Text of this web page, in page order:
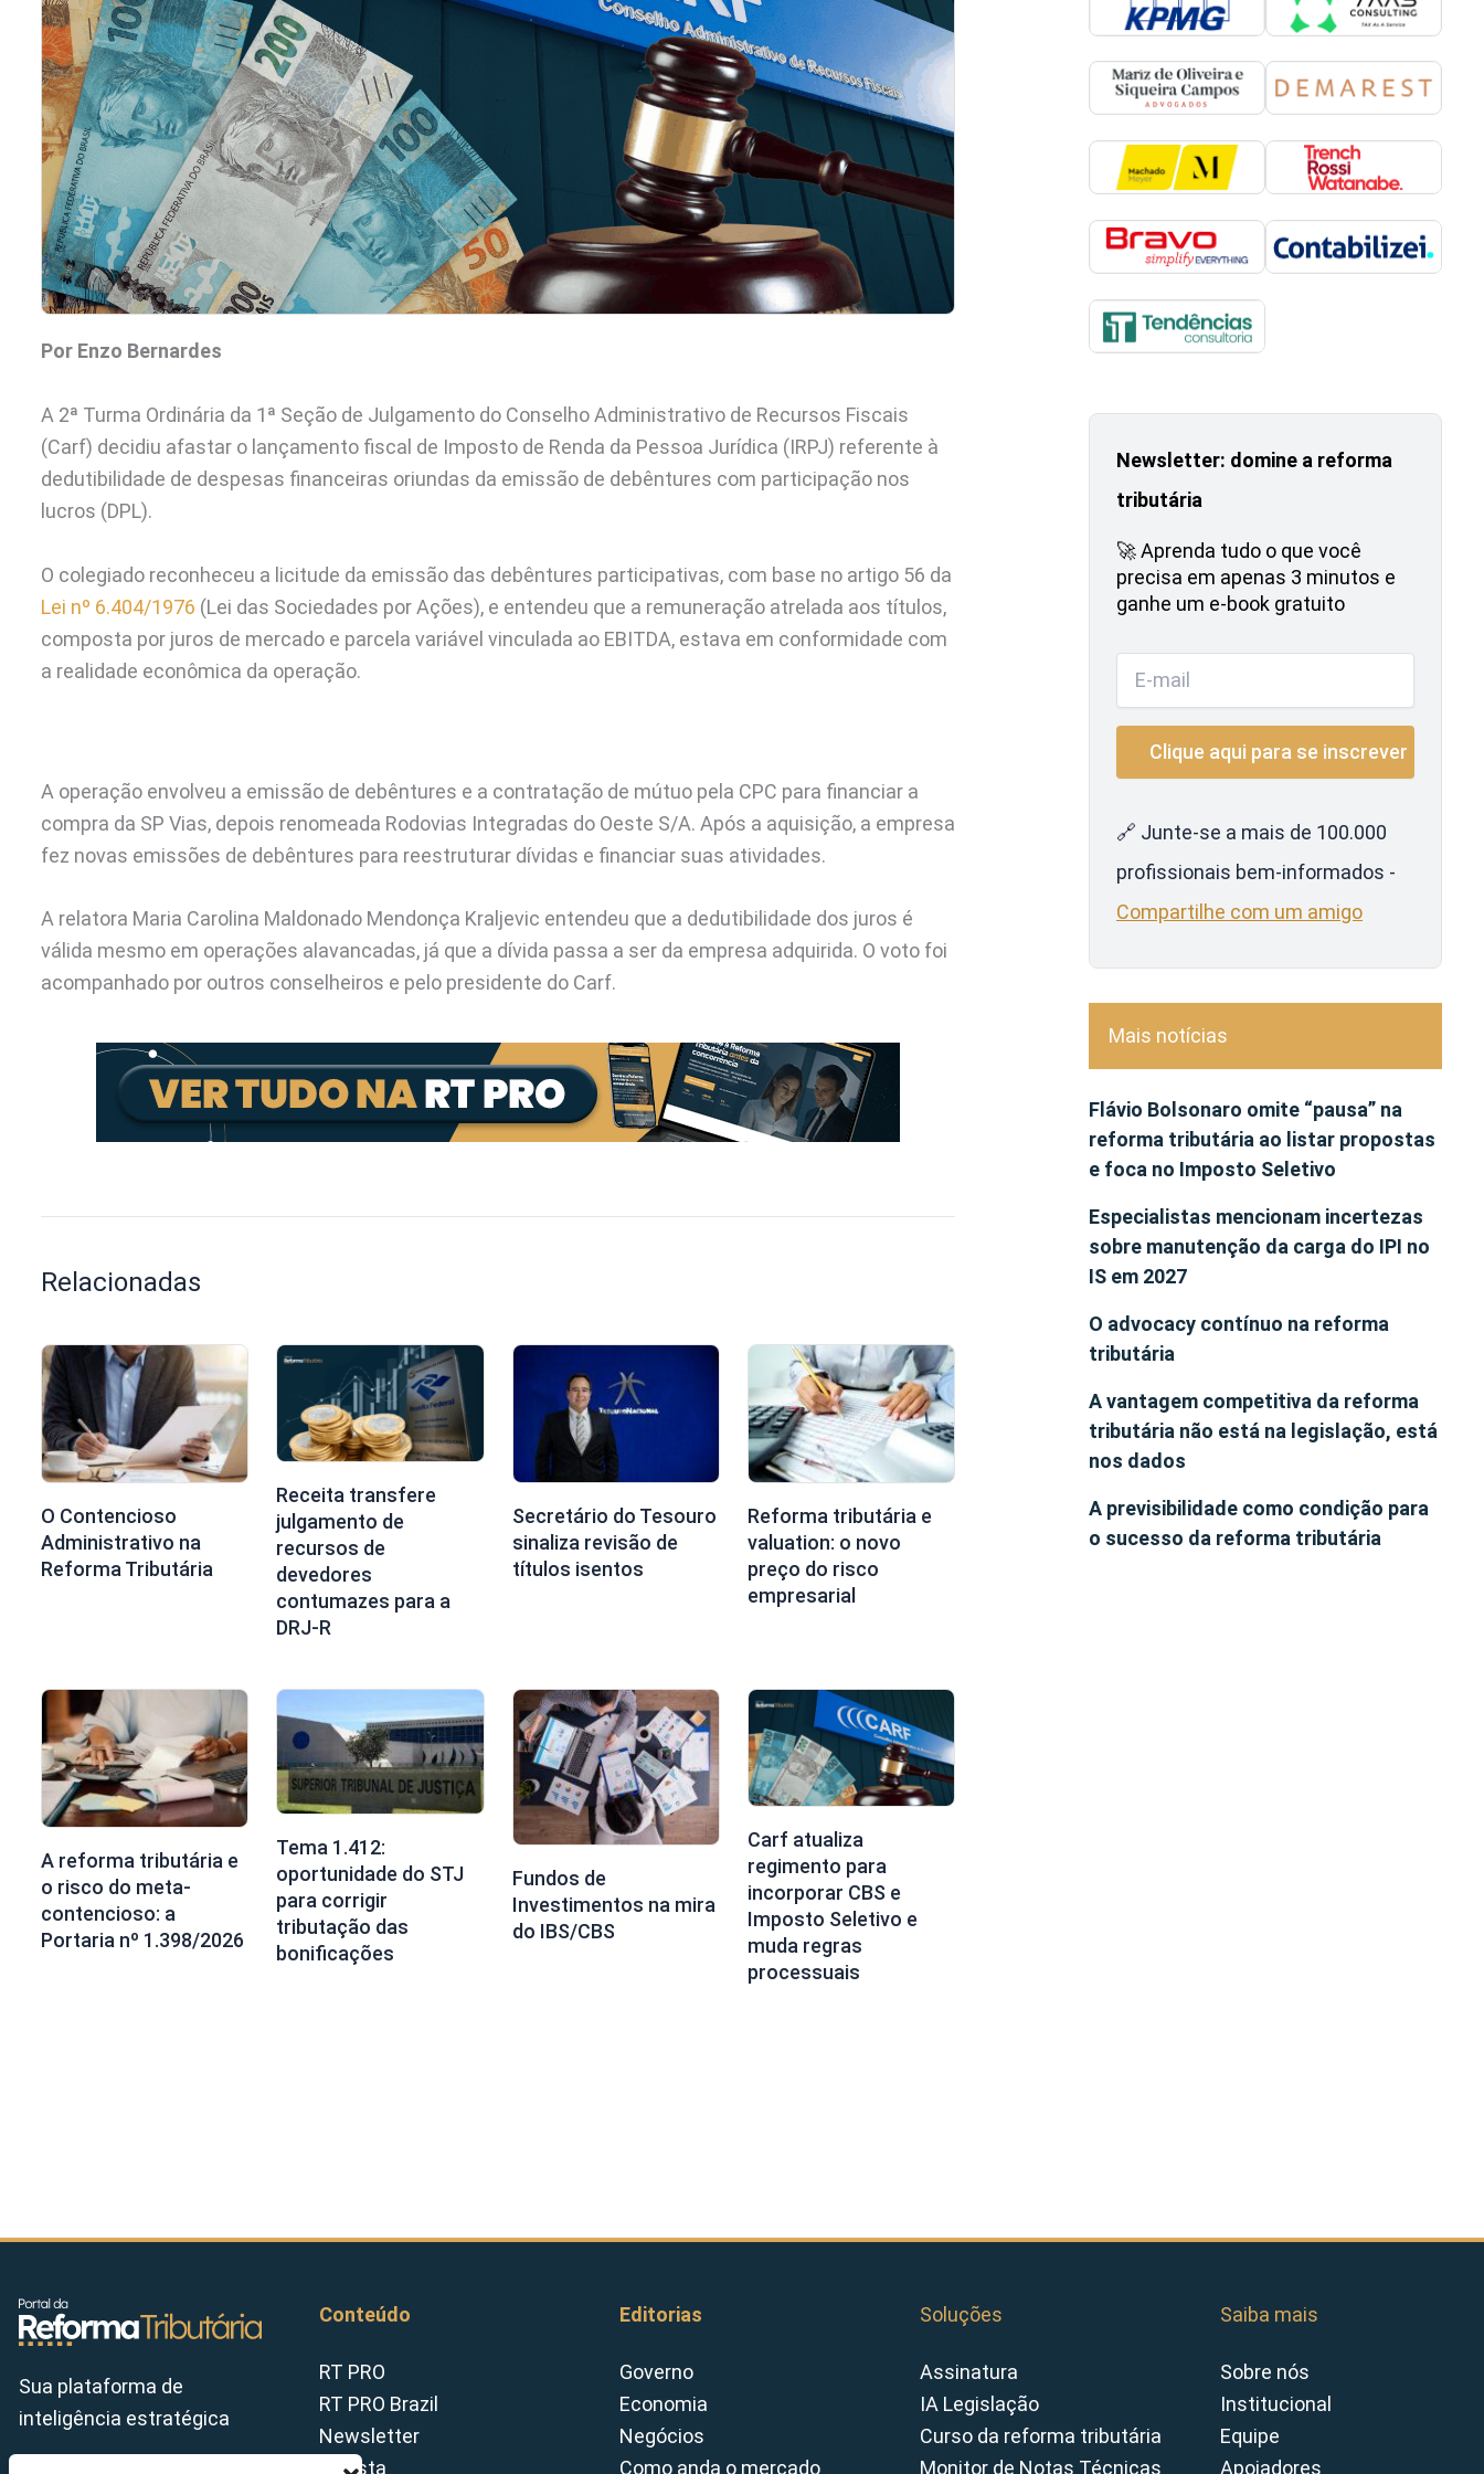
Por Enzo Bernardes
A 2ª Turma Ordinária da 1ª Seção de Julgamento do Conselho Administrativo de Recursos Fiscais
(Carf) decidiu afastar o lançamento fiscal de Imposto de Renda da Pessoa Jurídica (IRPJ) referente à
dedutibilidade de despesas financeiras oriundas da emissão de debêntures com participação nos
lucros (DPL).
O colegiado reconheceu a licitude da emissão das debêntures participativas, com base no artigo 56 da
Lei nº 6.404/1976 (Lei das Sociedades por Ações), e entendeu que a remuneração atrelada aos títulos,
composta por juros de mercado e parcela variável vinculada ao EBITDA, estava em conformidade com
a realidade econômica da operação.
A operação envolveu a emissão de debêntures e a contratação de mútuo pela CPC para financiar a
compra da SP Vias, depois renomeada Rodovias Integradas do Oeste S/A. Após a aquisição, a empresa
fez novas emissões de debêntures para reestruturar dívidas e financiar suas atividades.
A relatora Maria Carolina Maldonado Mendonça Kraljevic entendeu que a dedutibilidade dos juros é
válida mesmo em operações alavancadas, já que a dívida passa a ser da empresa adquirida. O voto foi
acompanhado por outros conselheiros e pelo presidente do Carf.
Relacionadas
O Contencioso
Administrativo na
Reforma Tributária
Receita transfere
julgamento de
recursos de
devedores
contumazes para a
DRJ-R
Secretário do Tesouro
sinaliza revisão de
títulos isentos
Reforma tributária e
valuation: o novo
preço do risco
empresarial
A reforma tributária e
o risco do meta-
contencioso: a
Portaria nº 1.398/2026
Tema 1.412:
oportunidade do STJ
para corrigir
tributação das
bonificações
Fundos de
Investimentos na mira
do IBS/CBS
Carf atualiza
regimento para
incorporar CBS e
Imposto Seletivo e
muda regras
processuais
Newsletter: domine a reforma
tributária
🚀 Aprenda tudo o que você
precisa em apenas 3 minutos e
ganhe um e-book gratuito
🔗 Junte-se a mais de 100.000
profissionais bem-informados -
Compartilhe com um amigo
Mais notícias
Flávio Bolsonaro omite “pausa” na
reforma tributária ao listar propostas
e foca no Imposto Seletivo
Especialistas mencionam incertezas
sobre manutenção da carga do IPI no
IS em 2027
O advocacy contínuo na reforma
tributária
A vantagem competitiva da reforma
tributária não está na legislação, está
nos dados
A previsibilidade como condição para
o sucesso da reforma tributária
Sua plataforma de
inteligência estratégica
Conteúdo
RT PRO
RT PRO Brazil
Newsletter
Revista
Editorias
Governo
Economia
Negócios
Como anda o mercado
Soluções
Assinatura
IA Legislação
Curso da reforma tributária
Monitor de Notas Técnicas
Saiba mais
Sobre nós
Institucional
Equipe
Apoiadores